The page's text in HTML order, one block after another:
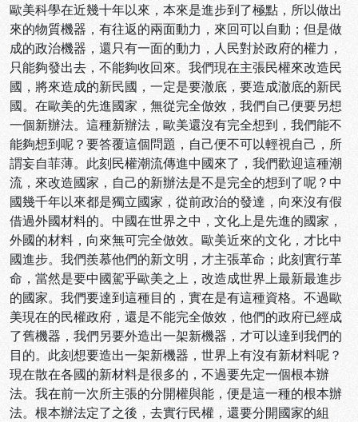
歐美科學在近幾十年以來，本來是進步到了極點，所以做出
來的物質機器，有往返的兩面動力，來回可以自動；但是做
成的政治機器，還只有一面的動力，人民對於政府的權力，
只能夠發出去，不能夠收回來。我們現在主張民權來改造民
國，將來造成的新民國，一定是要澈底，要造成澈底的新民
國。在歐美的先進國家，無從完全倣效，我們自己便要另想
一個新辦法。這種新辦法，歐美還沒有完全想到，我們能不
能夠想到呢？要答覆這個問題，自己便不可以輕視自己，所
謂妄自菲薄。此刻民權潮流傳進中國來了，我們歡迎這種潮
流，來改造國家，自己的新辦法是不是完全的想到了呢？中
國幾千年以來都是獨立國家，從前政治的發達，向來沒有假
借過外國材料的。中國在世界之中，文化上是先進的國家，
外國的材料，向來無可完全倣效。歐美近來的文化，才比中
國進步。我們羨慕他們的新文明，才主張革命；此刻實行革
命，當然是要中國駕乎歐美之上，改造成世界上最新最進步
的國家。我們要達到這種目的，實在是有這種資格。不過歐
美現在的民權政府，還是不能完全倣效，他們的政府已經成
了舊機器，我們另要外造出一架新機器，才可以達到我們的
目的。此刻想要造出一架新機器，世界上有沒有新材料呢？
現在散在各國的新材料是很多的，不過要先定一個根本辦
法。我在前一次所主張的分開權與能，便是這一種的根本辦
法。根本辦法定了之後，去實行民權，還要分開國家的組